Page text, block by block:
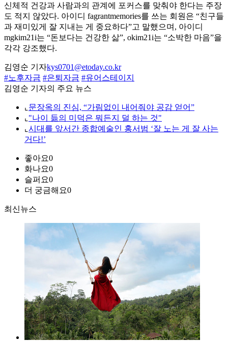
신체적 건강과 사람과의 관계에 포커스를 맞춰야 한다는 주장
도 적지 않았다. 아이디 fagrantmemories를 쓰는 회원은 “친구들
과 재미있게 잘 지내는 게 중요하다”고 말했으며, 아이디
mgkim21i는 “돈보다는 건강한 삶”, okim21i는 “소박한 마음”을
각각 강조했다.
김영순 기자kys0701@etoday.co.kr
#노후자금 #은퇴자금 #유어스테이지
김영순 기자의 주요 뉴스
⌞ 문장옥의 진심, “가림없이 내어줘야 공감 얻어”
⌞ "나이 듦의 미덕은 뭐든지 덜 하는 것"
⌞ 시대를 앞서간 종합예술인 홍서범 ‘잘 노는 게 잘 사는
거다!’
좋아요0
화나요0
슬퍼요0
더 궁금해요0
최신뉴스